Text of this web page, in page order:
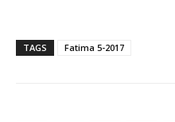
TAGS Fatima 5-2017